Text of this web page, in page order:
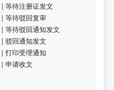
|等待注册证发文
|等待驳回复审
|等待驳回通知发文
|驳回通知发文
|打印受理通知
|申请收文